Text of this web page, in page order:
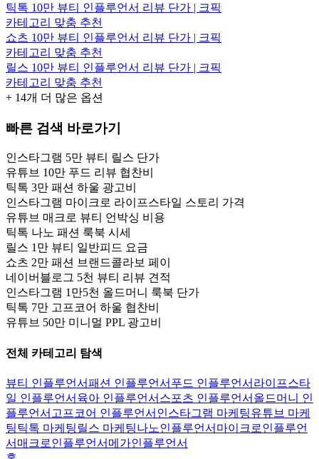
틱톡 10만 뷰티 인플루언서 리뷰 단가 | 크픽
카테고리 맞춤 추천
쇼츠 10만 뷰티 인플루언서 리뷰 단가 | 크픽
카테고리 맞춤 추천
릴스 10만 뷰티 인플루언서 리뷰 단가 | 크픽
카테고리 맞춤 추천
+ 14개 더 많은 옵션
빠른 검색 바로가기
인스타그램 5만 뷰티 릴스 단가
유튜브 10만 푸드 리뷰 협찬비
틱톡 3만 패션 하울 광고비
인스타그램 마이크로 라이프스타일 스토리 가격
유튜브 매크로 뷰티 언박싱 비용
틱톡 나노 패션 룩북 시세
릴스 1만 뷰티 일반피드 요금
쇼츠 2만 패션 브랜드콜라보 페이
네이버블로그 5천 뷰티 리뷰 견적
인스타그램 1만5천 올드머니 룩북 단가
틱톡 7만 고프코어 하울 협찬비
유튜브 50만 미니멀 PPL 광고비
전체 카테고리 탐색
뷰티 인플루언서패션 인플루언서 푸드 인플루언서 라이프스타
일 인플루언서 육아 인플루언서 스포츠 인플루언서 올드머니 인
플루언서 고프코어 인플루언서 인스타그램 마케팅유튜브 마케
팅틱톡 마케팅 릴스 마케팅나노인플루언서 마이크로인플루언
서 매크로인플루언서 메가인플루언서